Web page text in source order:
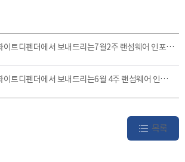
화이트디펜더에서 보내드리는7월2주 랜섬웨어 인포 레터 입니다.
화이트디펜더에서 보내드리는6월 4주 랜섬웨어 인포 레터 입니다.
목록